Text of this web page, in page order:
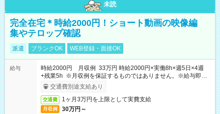
未読
完全在宅＊時給2000円！ショート動画の映像編
集やテロップ確認
派遣 ブランクOK WEB登録・面接OK
給与
時給2000円 月収例 33万円 時給2000円×実働8h×週5日×4週
+残業5h ※月収例を保証するものではありません。※給与即受
取りサービス利用可（利用条件有）
交通費別途支給あり
交通費 1ヶ月3万円を上限として実費支給
月収例 30万円～